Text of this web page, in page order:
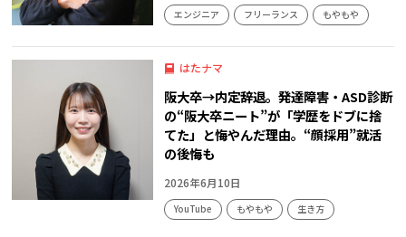
エンジニア フリーランス もやもや
はたナマ
阪大卒→内定辞退。発達障害・ASD診断
の“阪大卒ニート”が「学歴をドブに捨
てた」と悔やんだ理由。“顔採用”就活
の後悔も
2026年6月10日
YouTube もやもや 生き方